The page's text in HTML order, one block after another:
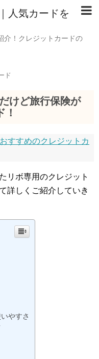
人気カードを
介！クレジットカードの
ド
けど旅行保険が
おすすめのクレジットカ
リボ専用のクレジット
詳しくご紹介していき
やすさ